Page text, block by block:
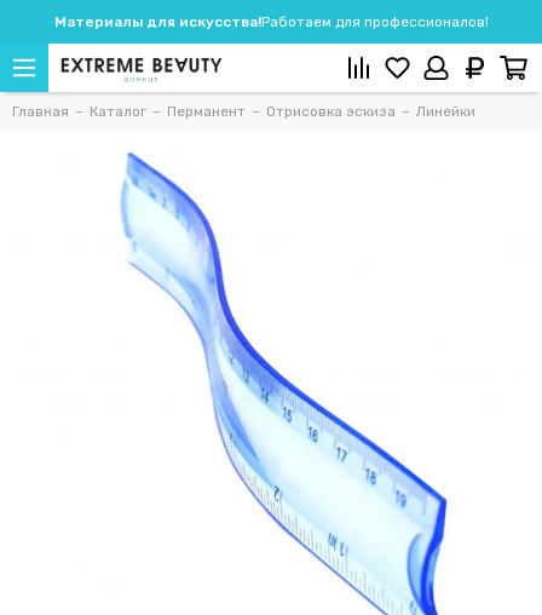
Материалы для искусства!Работаем для профессионалов!
Главная Каталог Перманент Отрисовка эскиза Линейки